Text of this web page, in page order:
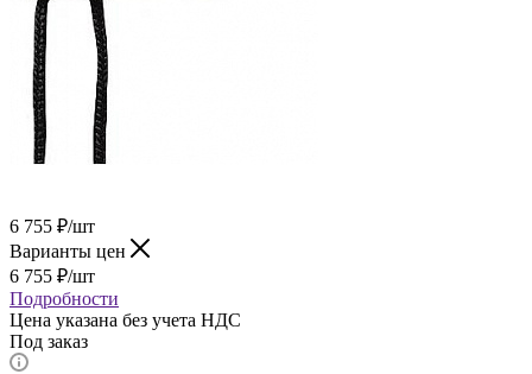
6 755 ₽/шт
Варианты цен
6 755 ₽/шт
Подробности
Цена указана без учета НДС
Под заказ